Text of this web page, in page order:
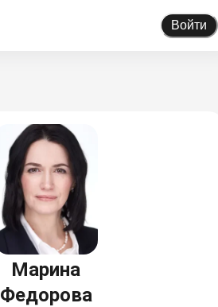
Войти
Помочь проекту
О проекте
Новости
Спикеры
Партнерство
Тарифы
Марина
Федорова